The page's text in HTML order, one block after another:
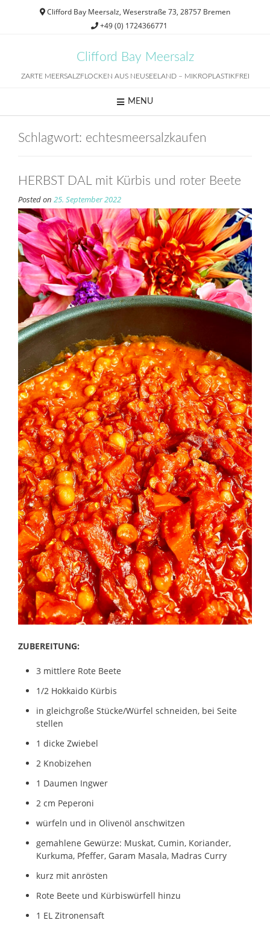
Clifford Bay Meersalz, Weserstraße 73, 28757 Bremen
+49 (0) 1724366771
Clifford Bay Meersalz
ZARTE MEERSALZFLOCKEN AUS NEUSEELAND – MIKROPLASTIKFREI
MENU
Schlagwort: echtesmeersalzkaufen
HERBST DAL mit Kürbis und roter Beete
Posted on 25. September 2022
ZUBEREITUNG:
3 mittlere Rote Beete
1/2 Hokkaido Kürbis
in gleichgroße Stücke/Würfel schneiden, bei Seite
stellen
1 dicke Zwiebel
2 Knobizehen
1 Daumen Ingwer
2 cm Peperoni
würfeln und in Olivenöl anschwitzen
gemahlene Gewürze: Muskat, Cumin, Koriander,
Kurkuma, Pfeffer, Garam Masala, Madras Curry
kurz mit anrösten
Rote Beete und Kürbiswürfell hinzu
1 EL Zitronensaft